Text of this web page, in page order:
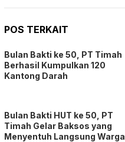
POS TERKAIT
Bulan Bakti ke 50, PT Timah
Berhasil Kumpulkan 120
Kantong Darah
Bulan Bakti HUT ke 50, PT
Timah Gelar Baksos yang
Menyentuh Langsung Warga